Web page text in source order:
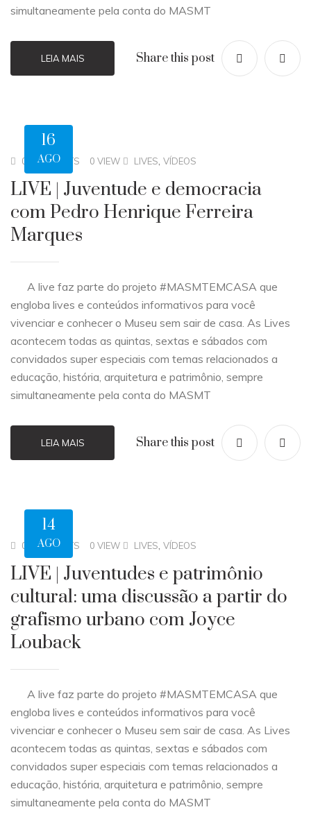
simultaneamente pela conta do MASMT
LEIA MAIS Share this post
16
AGO
0 COMMENTS 0 VIEW LIVES, VÍDEOS
LIVE | Juventude e democracia
com Pedro Henrique Ferreira
Marques
A live faz parte do projeto #MASMTEMCASA que
engloba lives e conteúdos informativos para você
vivenciar e conhecer o Museu sem sair de casa. As Lives
acontecem todas as quintas, sextas e sábados com
convidados super especiais com temas relacionados a
educação, história, arquitetura e patrimônio, sempre
simultaneamente pela conta do MASMT
LEIA MAIS Share this post
14
AGO
0 COMMENTS 0 VIEW LIVES, VÍDEOS
LIVE | Juventudes e patrimônio
cultural: uma discussão a partir do
grafismo urbano com Joyce
Louback
A live faz parte do projeto #MASMTEMCASA que
engloba lives e conteúdos informativos para você
vivenciar e conhecer o Museu sem sair de casa. As Lives
acontecem todas as quintas, sextas e sábados com
convidados super especiais com temas relacionados a
educação, história, arquitetura e patrimônio, sempre
simultaneamente pela conta do MASMT